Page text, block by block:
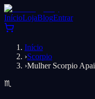
InícioLojaBlogEntrar
Início
›Scorpio
›Mulher Scorpio
♏